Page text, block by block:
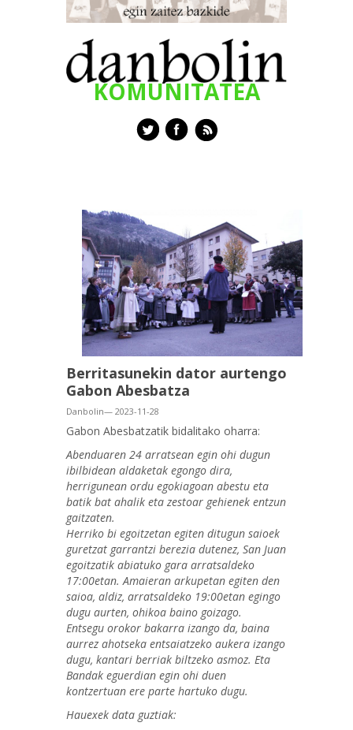
KOMUNITATEA
Berritasunekin dator aurtengo
Gabon Abesbatza
Danbolin— 2023-11-28
Gabon Abesbatzatik bidalitako oharra:
Abenduaren 24 arratsean egin ohi dugun
ibilbidean aldaketak egongo dira,
herrigunean ordu egokiagoan abestu eta
batik bat ahalik eta zestoar gehienek entzun
gaitzaten.
Herriko bi egoitzetan egiten ditugun saioek
guretzat garrantzi berezia dutenez, San Juan
egoitzatik abiatuko gara arratsaldeko
17:00etan. Amaieran arkupetan egiten den
saioa, aldiz, arratsaldeko 19:00etan egingo
dugu aurten, ohikoa baino goizago.
Entsegu orokor bakarra izango da, baina
aurrez ahotseka entsaiatzeko aukera izango
dugu, kantari berriak biltzeko asmoz. Eta
Bandak eguerdian egin ohi duen
kontzertuan ere parte hartuko dugu.
Hauexek data guztiak: